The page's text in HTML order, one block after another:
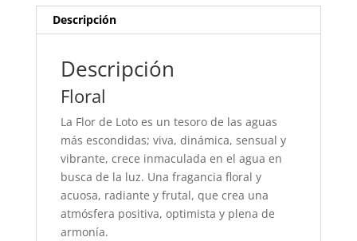
Descripción
Descripción
Floral
La Flor de Loto es un tesoro de las aguas
más escondidas; viva, dinámica, sensual y
vibrante, crece inmaculada en el agua en
busca de la luz. Una fragancia floral y
acuosa, radiante y frutal, que crea una
atmósfera positiva, optimista y plena de
armonía.